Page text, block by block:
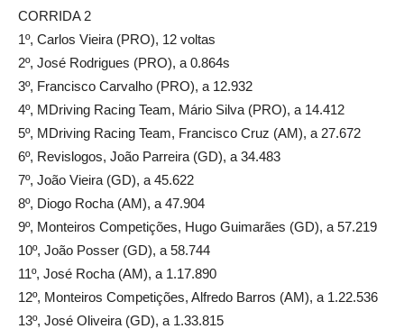
CORRIDA 2
1º, Carlos Vieira (PRO), 12 voltas
2º, José Rodrigues (PRO), a 0.864s
3º, Francisco Carvalho (PRO), a 12.932
4º, MDriving Racing Team, Mário Silva (PRO), a 14.412
5º, MDriving Racing Team, Francisco Cruz (AM), a 27.672
6º, Revislogos, João Parreira (GD), a 34.483
7º, João Vieira (GD), a 45.622
8º, Diogo Rocha (AM), a 47.904
9º, Monteiros Competições, Hugo Guimarães (GD), a 57.219
10º, João Posser (GD), a 58.744
11º, José Rocha (AM), a 1.17.890
12º, Monteiros Competições, Alfredo Barros (AM), a 1.22.536
13º, José Oliveira (GD), a 1.33.815